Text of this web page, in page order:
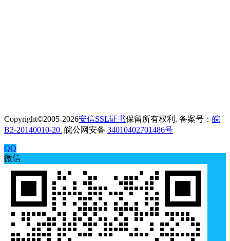
Copyright©2005-2026安信SSL证书保留所有权利. 备案号： 皖
B2-20140010-20. 皖公网安备 34010402701486号
QQ
微信